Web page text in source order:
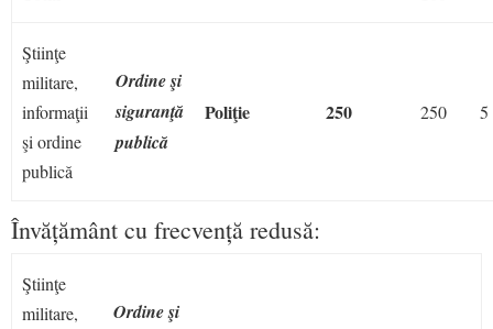
Ştiinţe
militare,
informaţii
şi ordine
publică
Ordine şi
siguranţă
publică
Poliţie 250 250 5
Învățământ cu frecvență redusă:
Ştiinţe
militare,
Ordine şi